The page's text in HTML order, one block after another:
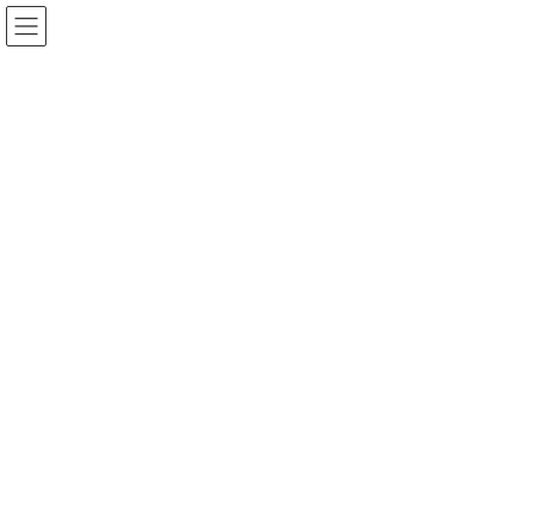
コ
ン
ナ
ビ